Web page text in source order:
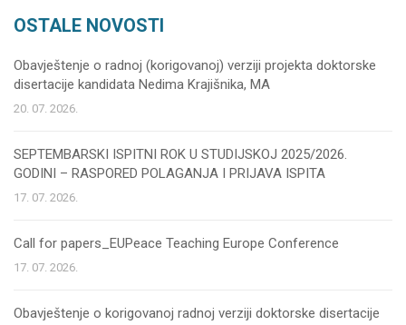
OSTALE NOVOSTI
Obavještenje o radnoj (korigovanoj) verziji projekta doktorske
disertacije kandidata Nedima Krajišnika, MA
20. 07. 2026.
SEPTEMBARSKI ISPITNI ROK U STUDIJSKOJ 2025/2026.
GODINI – RASPORED POLAGANJA I PRIJAVA ISPITA
17. 07. 2026.
Call for papers_EUPeace Teaching Europe Conference
17. 07. 2026.
Obavještenje o korigovanoj radnoj verziji doktorske disertacije